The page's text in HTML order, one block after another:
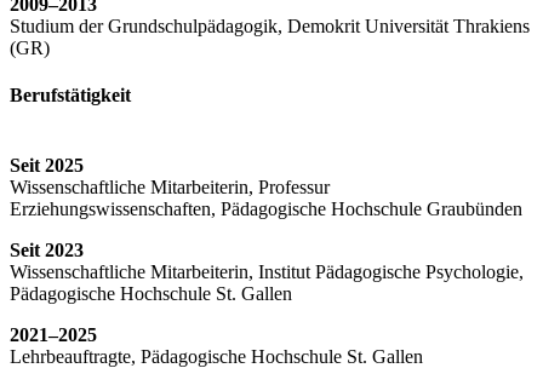
2009–2013
Studium der Grundschulpädagogik, Demokrit Universität Thrakiens
(GR)
Berufstätigkeit
Seit 2025
Wissenschaftliche Mitarbeiterin, Professur
Erziehungswissenschaften, Pädagogische Hochschule Graubünden
Seit 2023
Wissenschaftliche Mitarbeiterin, Institut Pädagogische Psychologie,
Pädagogische Hochschule St. Gallen
2021–2025
Lehrbeauftragte, Pädagogische Hochschule St. Gallen